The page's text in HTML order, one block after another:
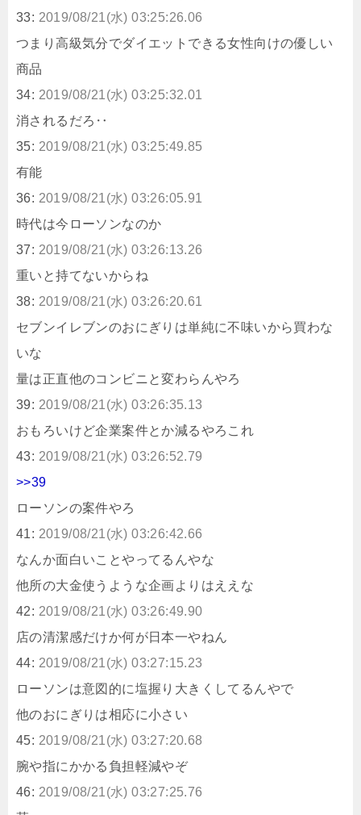
33: 2019/08/21(水) 03:25:26.06
つまり高級気分でダイエットできる女性向けの優しい
商品
34: 2019/08/21(水) 03:25:32.01
消されるだろ‥
35: 2019/08/21(水) 03:25:49.85
有能
36: 2019/08/21(水) 03:26:05.91
時代は今ローソンなのか
37: 2019/08/21(水) 03:26:13.26
重いと持てないからね
38: 2019/08/21(水) 03:26:20.61
セブンイレブンのおにぎりは単純に不味いから買わな
いな
量は正直他のコンビニと変わらんやろ
39: 2019/08/21(水) 03:26:35.13
おもろいけど企業案件とか減るやろこれ
43: 2019/08/21(水) 03:26:52.79
>>39
ローソンの案件やろ
41: 2019/08/21(水) 03:26:42.66
なんか面白いことやってるんやな
他所の大金使うような企画よりはええな
42: 2019/08/21(水) 03:26:49.90
店の清潔感だけか何が日本一やねん
44: 2019/08/21(水) 03:27:15.23
ローソンは意図的に塩握り大きくしてるんやで
他のおにぎりは相応に小さい
45: 2019/08/21(水) 03:27:20.68
腕や指にかかる負担軽減やぞ
46: 2019/08/21(水) 03:27:25.76